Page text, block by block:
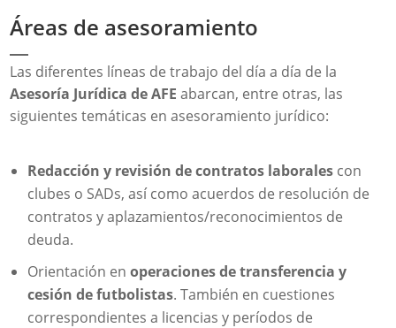
Áreas de asesoramiento
Las diferentes líneas de trabajo del día a día de la
Asesoría Jurídica de AFE abarcan, entre otras, las
siguientes temáticas en asesoramiento jurídico:
Redacción y revisión de contratos laborales con
clubes o SADs, así como acuerdos de resolución de
contratos y aplazamientos/reconocimientos de
deuda.
Orientación enoperaciones de transferencia y
cesión de futbolistas. También en cuestiones
correspondientes a licencias y períodos de